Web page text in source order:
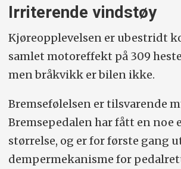
Irriterende vindstøy
Kjøreopplevelsen er ubestridt
samlet motoreffekt på 309
men bråkvikk er bilen ikke.
Bremsefølelsen er tilsvarende
Bremsepedalen har fått en noe
størrelse, og er for første gang
dempermekanisme for